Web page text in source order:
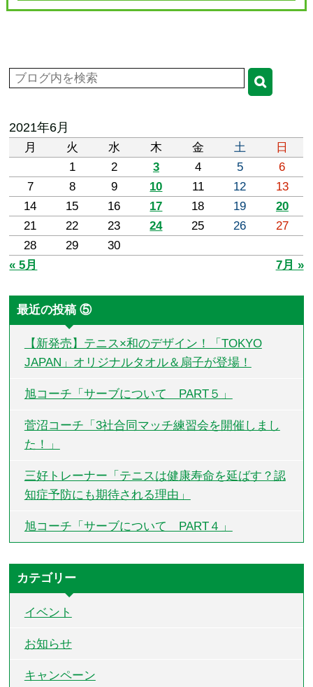
2021年6月
月 火 水 木 金 土
日
1
2 3 4 5
6
7
8 9 10 11 12
13
14
15 16 17 18 19
20
21
22 23 24 25 26
27
28
29
30
« 5月
7月 »
最近の投稿 ⑤
【新発売】テニス×和のデザイン！「TOKYO
JAPAN」オリジナルタオル＆扇子が登場！
旭コーチ「サーブについて PART５」
菅沼コーチ「3社合同マッチ練習会を開催しまし
た！」
三好トレーナー「テニスは健康寿命を延ばす？認
知症予防にも期待される理由」
旭コーチ「サーブについて PART４」
カテゴリー
イベント
お知らせ
キャンペーン